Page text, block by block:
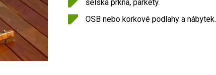
selská prkna, parkety.
OSB nebo korkové podlahy a nábytek.